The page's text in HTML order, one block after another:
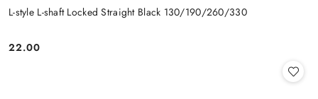
L-style L-shaft Locked Straight Black 130/190/260/330
Cena:
22.00